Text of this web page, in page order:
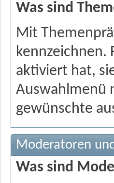
Was sind
Mit
kennzeichnen.
aktiviert hat,
Auswahlmenü
gewünschte
Moderatoren
Was sind